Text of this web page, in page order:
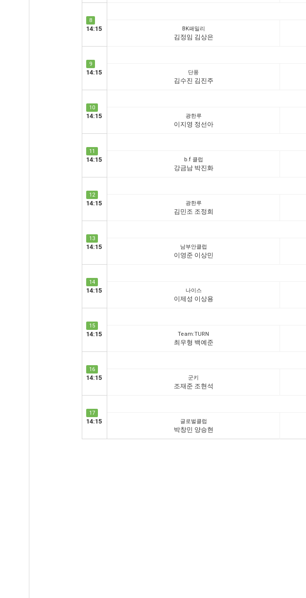
8
14:15 BK패밀리
김정임 김상은
9
14:15 단풍
김수진 김진주
10
14:15 광한루
이지영 정선아
11
14:15 b.f 클럽
강금남 박진화
12
14:15 광한루
김민조 조정희
13
14:15 남부안클럽
이영준 이상민
14
14:15 나이스
이제성 이상용
15
14:15 Team:TURN
최우형 백예준
16
14:15 군키
조재준 조현석
17
14:15 글로벌클럽
박창민 양승현